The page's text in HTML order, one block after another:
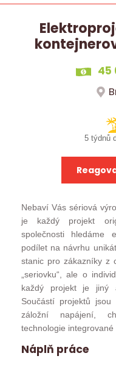
45
5 týdnů
Nebaví Vás sériová
je každý projekt
společnosti hledáme
podílet na návrhu
stanic pro zákazníky z
„seriovku“, ale o
každý projekt je jiný
Součástí projektů jsou
záložní napájení,
technologie
Náplň práce